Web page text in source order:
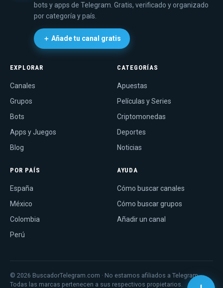
bots y apps de Telegram. Gratis, verificado y organizado
por categoría y país.
＋ Añade tu canal gratis
EXPLORAR
Canales
Grupos
Bots
Apps y Juegos
Blog
CATEGORÍAS
Apuestas
Películas y Series
Criptomonedas
Deportes
Noticias
POR PAÍS
España
México
Colombia
Perú
AYUDA
Cómo buscar canales
Cómo buscar grupos
Añadir un canal
© 2026 BuscadorTelegram.com · No estamos afiliados a Telegram.
Todas las marcas pertenecen a sus respectivos propietarios.